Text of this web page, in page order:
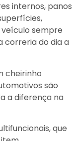
internos, panos
sempre
correria do dia a
cheirinho
são
a diferença na
que